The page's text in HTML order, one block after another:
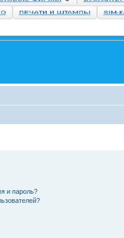
и пароль?